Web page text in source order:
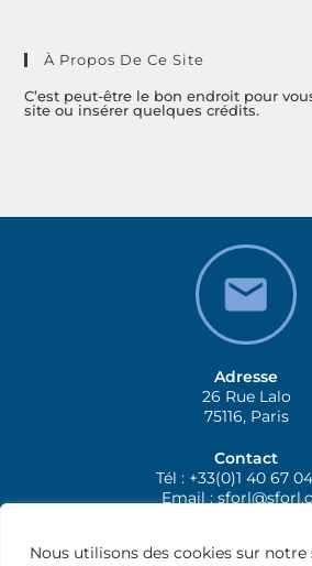
Nous utilisons des cookies sur
À Propos De Ce Site
C’est peut-être le bon endroit pour
site ou insérer quelques crédits.
Adresse
26 Rue Lalo
75116, Paris
Contact
Tél : +33(0)1 40 67
Email :